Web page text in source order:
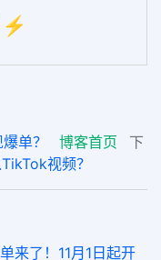
单？ 博客首页
下
视频？
来了！11月1日起开